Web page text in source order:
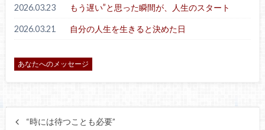
2026.03.23 もう遅い”と思った瞬間が、人生のスタート
2026.03.21 自分の人生を生きると決めた日
あなたへのメッセージ
“時には待つことも必要”